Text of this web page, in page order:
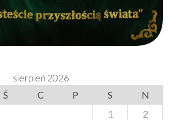
sierpień 2026
Ś C P S
N
1
2